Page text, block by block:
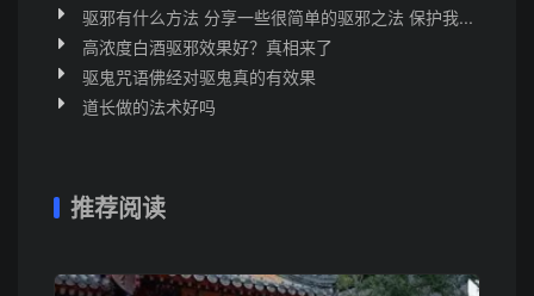
驱邪有什么方法 分享一些很简单的驱邪之法 保护我...
高浓度白酒驱邪效果好？真相来了
驱鬼咒语佛经对驱鬼真的有效果
道长做的法术好吗
推荐阅读